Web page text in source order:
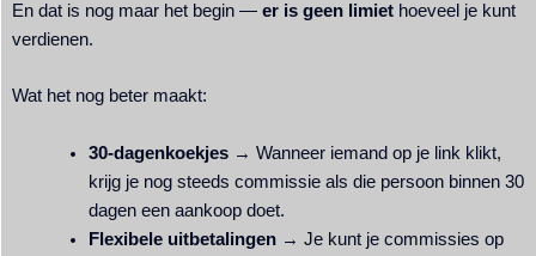
En dat is nog maar het begin — er is geen limiet hoeveel je kunt
verdienen.
Wat het nog beter maakt:
30-dagenkoekjes→ Wanneer iemand op je link klikt,
krijg je nog steeds commissie als die persoon binnen 30
dagen een aankoop doet.
Flexibele uitbetalingen→ Je kunt je commissies op